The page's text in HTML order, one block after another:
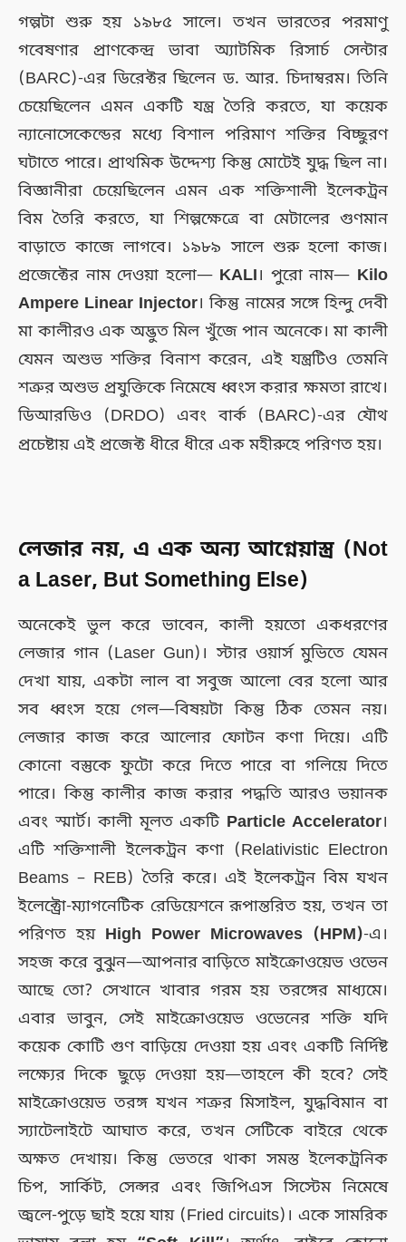
গল্পটা শুরু হয় ১৯৮৫ সালে। তখন ভারতের পরমাণু
গবেষণার প্রাণকেন্দ্র ভাবা অ্যাটমিক রিসার্চ সেন্টার
(BARC)-এর ডিরেক্টর ছিলেন ড. আর. চিদাম্বরম। তিনি
চেয়েছিলেন এমন একটি যন্ত্র তৈরি করতে, যা কয়েক
ন্যানোসেকেন্ডের মধ্যে বিশাল পরিমাণ শক্তির বিচ্ছুরণ
ঘটাতে পারে। প্রাথমিক উদ্দেশ্য কিন্তু মোটেই যুদ্ধ ছিল না।
বিজ্ঞানীরা চেয়েছিলেন এমন এক শক্তিশালী ইলেকট্রন
বিম তৈরি করতে, যা শিল্পক্ষেত্রে বা মেটালের গুণমান
বাড়াতে কাজে লাগবে। ১৯৮৯ সালে শুরু হলো কাজ।
প্রজেক্টের নাম দেওয়া হলো— KALI। পুরো নাম— Kilo
Ampere Linear Injector। কিন্তু নামের সঙ্গে হিন্দু দেবী
মা কালীরও এক অদ্ভুত মিল খুঁজে পান অনেকে। মা কালী
যেমন অশুভ শক্তির বিনাশ করেন, এই যন্ত্রটিও তেমনি
শত্রুর অশুভ প্রযুক্তিকে নিমেষে ধ্বংস করার ক্ষমতা রাখে।
ডিআরডিও (DRDO) এবং বার্ক (BARC)-এর যৌথ
প্রচেষ্টায় এই প্রজেক্ট ধীরে ধীরে এক মহীরুহে পরিণত হয়।
লেজার নয়, এ এক অন্য আগ্নেয়াস্ত্র (Not
a Laser, But Something Else)
অনেকেই ভুল করে ভাবেন, কালী হয়তো একধরণের
লেজার গান (Laser Gun)। স্টার ওয়ার্স মুভিতে যেমন
দেখা যায়, একটা লাল বা সবুজ আলো বের হলো আর
সব ধ্বংস হয়ে গেল—বিষয়টা কিন্তু ঠিক তেমন নয়।
লেজার কাজ করে আলোর ফোটন কণা দিয়ে। এটি
কোনো বস্তুকে ফুটো করে দিতে পারে বা গলিয়ে দিতে
পারে। কিন্তু কালীর কাজ করার পদ্ধতি আরও ভয়ানক
এবং স্মার্ট। কালী মূলত একটি Particle Accelerator।
এটি শক্তিশালী ইলেকট্রন কণা (Relativistic Electron
Beams – REB) তৈরি করে। এই ইলেকট্রন বিম যখন
ইলেক্ট্রো-ম্যাগনেটিক রেডিয়েশনে রূপান্তরিত হয়, তখন তা
পরিণত হয় High Power Microwaves (HPM)-এ।
সহজ করে বুঝুন—আপনার বাড়িতে মাইক্রোওয়েভ ওভেন
আছে তো? সেখানে খাবার গরম হয় তরঙ্গের মাধ্যমে।
এবার ভাবুন, সেই মাইক্রোওয়েভ ওভেনের শক্তি যদি
কয়েক কোটি গুণ বাড়িয়ে দেওয়া হয় এবং একটি নির্দিষ্ট
লক্ষ্যের দিকে ছুড়ে দেওয়া হয়—তাহলে কী হবে? সেই
মাইক্রোওয়েভ তরঙ্গ যখন শত্রুর মিসাইল, যুদ্ধবিমান বা
স্যাটেলাইটে আঘাত করে, তখন সেটিকে বাইরে থেকে
অক্ষত দেখায়। কিন্তু ভেতরে থাকা সমস্ত ইলেকট্রনিক
চিপ, সার্কিট, সেন্সর এবং জিপিএস সিস্টেম নিমেষে
জ্বলে-পুড়ে ছাই হয়ে যায় (Fried circuits)। একে সামরিক